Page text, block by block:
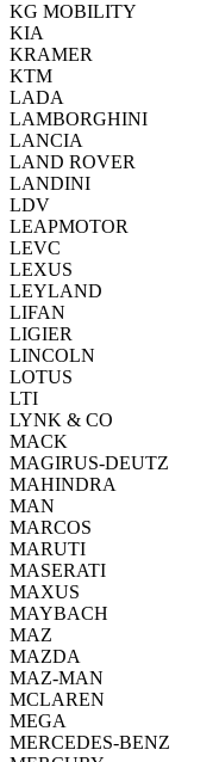
KG MOBILITY
KIA
KRAMER
KTM
LADA
LAMBORGHINI
LANCIA
LAND ROVER
LANDINI
LDV
LEAPMOTOR
LEVC
LEXUS
LEYLAND
LIFAN
LIGIER
LINCOLN
LOTUS
LTI
LYNK & CO
MACK
MAGIRUS-DEUTZ
MAHINDRA
MAN
MARCOS
MARUTI
MASERATI
MAXUS
MAYBACH
MAZ
MAZDA
MAZ-MAN
MCLAREN
MEGA
MERCEDES-BENZ